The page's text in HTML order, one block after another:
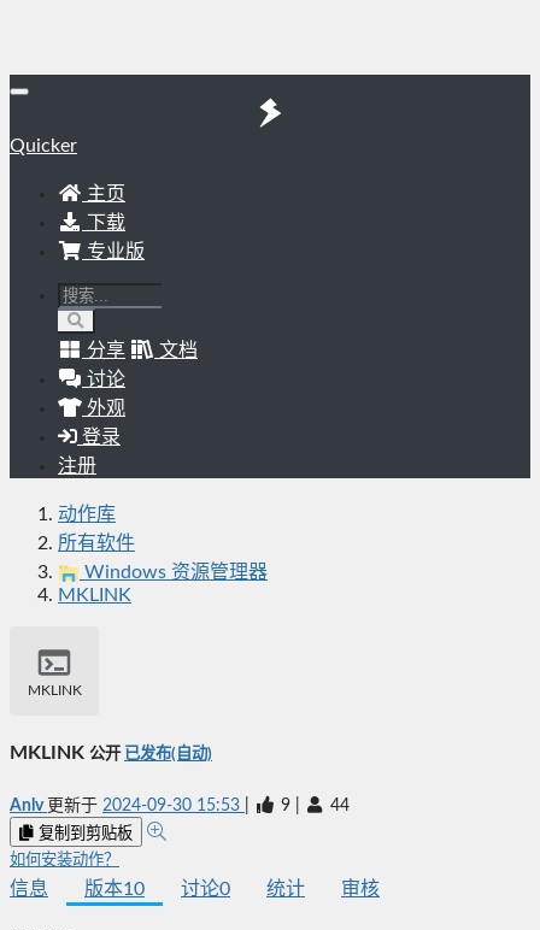
Quicker
主页
下载
专业版
分享
文档
讨论
外观
登录
注册
动作库
所有软件
Windows 资源管理器
MKLINK
MKLINK
MKLINK 公开 已发布(自动)
Anlv 更新于 2024-09-30 15:53 9 44
复制到剪贴板
如何安装动作？
信息 版本10 讨论0 统计 审核